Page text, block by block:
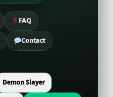
FAQ
Contact
Demon Slayer